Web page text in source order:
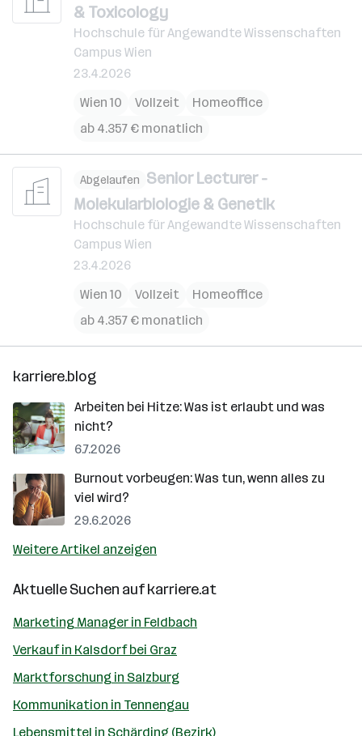
& Toxicology
Hochschule für Angewandte Wissenschaften
Campus Wien
23.4.2026
Wien 10
Vollzeit
Homeoffice
ab 4.357 € monatlich
Abgelaufen Senior Lecturer -
Molekularbiologie & Genetik
Hochschule für Angewandte Wissenschaften
Campus Wien
23.4.2026
Wien 10
Vollzeit
Homeoffice
ab 4.357 € monatlich
karriere.blog
Arbeiten bei Hitze: Was ist erlaubt und was
nicht?
6.7.2026
Burnout vorbeugen: Was tun, wenn alles zu
viel wird?
29.6.2026
Weitere Artikel anzeigen
Aktuelle Suchen aufkarriere.at
Marketing Manager in Feldbach
Verkauf in Kalsdorf bei Graz
Marktforschung in Salzburg
Kommunikation in Tennengau
Lebensmittel in Schärding (Bezirk)